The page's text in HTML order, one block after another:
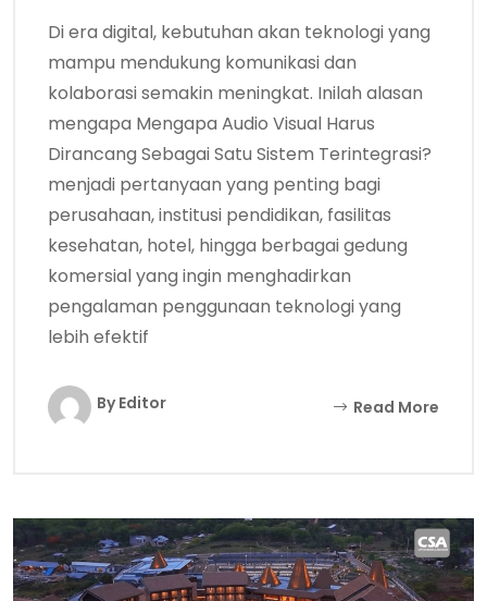
Di era digital, kebutuhan akan teknologi yang
mampu mendukung komunikasi dan
kolaborasi semakin meningkat. Inilah alasan
mengapa Mengapa Audio Visual Harus
Dirancang Sebagai Satu Sistem Terintegrasi?
menjadi pertanyaan yang penting bagi
perusahaan, institusi pendidikan, fasilitas
kesehatan, hotel, hingga berbagai gedung
komersial yang ingin menghadirkan
pengalaman penggunaan teknologi yang
lebih efektif
By Editor Read More